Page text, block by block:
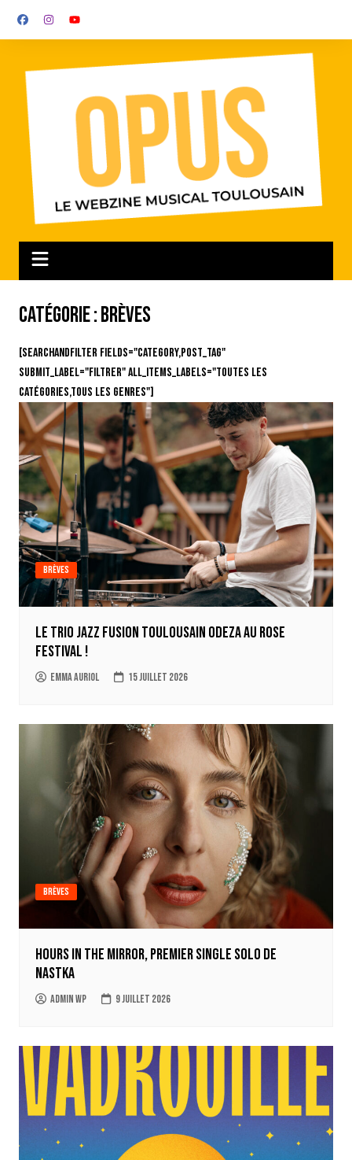
Catégorie :Brèves
[searchandfilter fields="category,post_tag"
submit_label="Filtrer" all_items_labels="Toutes les
catégories,Tous les genres"]
Brèves
Le trio jazz fusion toulousain ODEZA au Rose
Festival !
Emma Auriol 15 juillet 2026
Brèves
Hours in the mirror, premier single solo de
Nastka
Admin WP 9 juillet 2026